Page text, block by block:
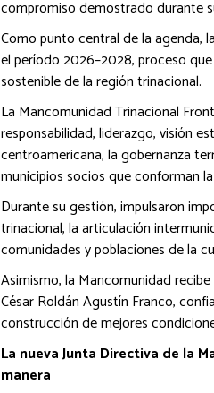
compromiso demostrado durante
Como punto central de la agenda,
el período 2026–2028, proceso
sostenible de la región trinacional.
La Mancomunidad Trinacional
responsabilidad, liderazgo, visión
centroamericana, la gobernanza
municipios socios que conforman
Durante su gestión, impulsaron
trinacional, la articulación
comunidades y poblaciones de la
Asimismo, la Mancomunidad
César Roldán Agustín Franco,
construcción de mejores
La nueva Junta Directiva de la
manera